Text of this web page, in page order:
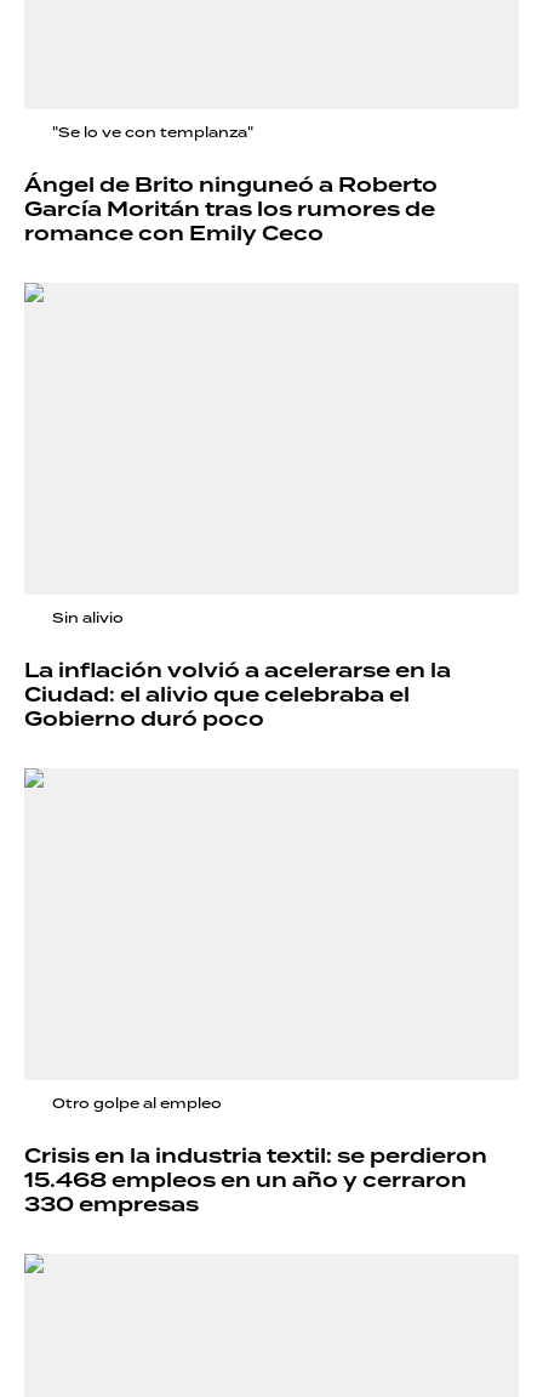
"Se lo ve con templanza"
Ángel de Brito ninguneó a Roberto
García Moritán tras los rumores de
romance con Emily Ceco
Sin alivio
La inflación volvió a acelerarse en la
Ciudad: el alivio que celebraba el
Gobierno duró poco
Otro golpe al empleo
Crisis en la industria textil: se perdieron
15.468 empleos en un año y cerraron
330 empresas